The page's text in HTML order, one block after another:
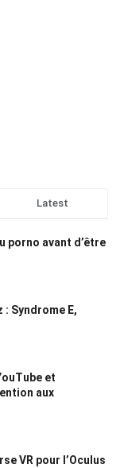
Latest
porno avant d’être
Syndrome E,
et
aux
VR pour l’Oculus